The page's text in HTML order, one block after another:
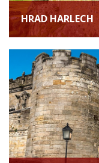
HRAD HARLECH